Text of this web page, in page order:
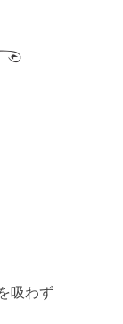
吸わず